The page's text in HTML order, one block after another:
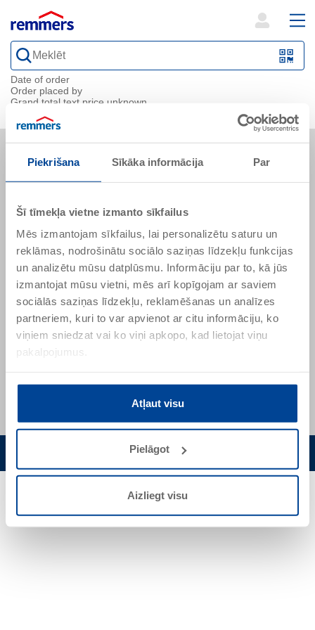
Piekrišana Sīkāka informācija Par
Šī tīmekļa vietne izmanto sīkfailus
Mēs izmantojam sīkfailus, lai personalizētu saturu un
reklāmas, nodrošinātu sociālo saziņas līdzekļu funkcijas
un analizētu mūsu datplūsmu. Informāciju par to, kā jūs
izmantojat mūsu vietni, mēs arī kopīgojam ar saviem
sociālās saziņas līdzekļu, reklamēšanas un analīzes
partneriem, kuri to var apvienot ar citu informāciju, ko
viņiem sniedzat vai ko viņi apkopo, kad lietojat viņu
pakalpojumus.
Atļaut visu
Pielāgot
Aizliegt visu
QR-
form
Order Approval Details
Pasūtījuma numurs
Pasūtījuma statuss
Date of order
Order placed by
Grand total text.price.unknown
Strēlnieku iela 9-8
1010 Rīga
Latvija
pasutijumi@remmers.com
+ 371 29232361
Sīkdatnes